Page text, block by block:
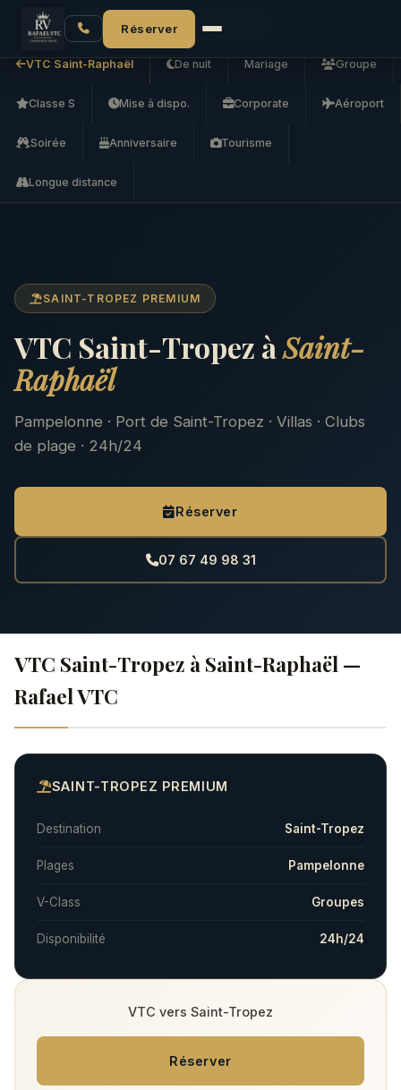
Réserver
Accueil VTC Saint-Raphaël
VTC Saint-Raphaël De nuit Mariage Groupe
Classe S Mise à dispo. Corporate Aéroport
Soirée Anniversaire Tourisme
Longue distance
SAINT-TROPEZ PREMIUM
VTC Saint-Tropez àSaint-
Raphaël
Pampelonne · Port de Saint-Tropez · Villas · Clubs
de plage · 24h/24
Réserver
07 67 49 98 31
VTC Saint-Tropez à Saint-Raphaël —
Rafael VTC
SAINT-TROPEZ PREMIUM
Destination Saint-Tropez
Plages Pampelonne
V-Class Groupes
Disponibilité 24h/24
VTC vers Saint-Tropez
Réserver